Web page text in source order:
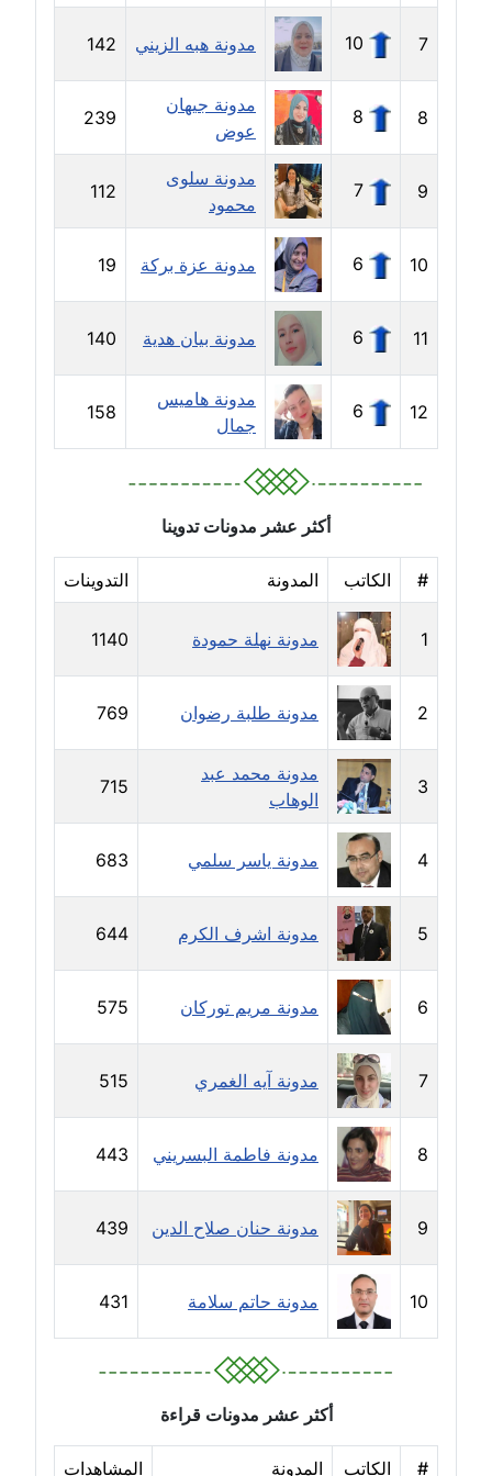
مدونة حلا عادل
عاملة
مدونة حنان الهواري
عاملة
مدونة حنان صلاح الدين
عاملة
مدونة حنان طنطاوي
عاملة
مدونة حنين الفلسطينية
متوفي
مدونة خالد الخطيب
مدونة خالد العامري
مدونة خالد دومه
عاملة
مدونة خالد صالح
عاملة
مدونة خالد عويس
عاملة
مدونة خالد منير
عاملة
مدونة خليل السيد
عاملة
مدونة خولة سعيدان
عاملة
مدونة داليا السعيد
موقوف
مدونة داليا فاروق
عاملة
مدونة داليا نور
عاملة
مدونة دعاء البدري
مدونة دعاء الجابي
عاملة
7
10 مدونة هبه الزيني 142
8
8
مدونة جيهان
عوض
239
9
7
مدونة سلوى
محمود
112
10
6 مدونة عزة بركة 19
11
6 مدونة بيان هدية 140
12
6
مدونة هاميس
جمال
158
أكثر عشر مدونات تدوينا
# الكاتب المدونة التدوينات
1 مدونة نهلة حمودة 1140
2 مدونة طلبة رضوان 769
3
مدونة محمد عبد
الوهاب
715
4 مدونة ياسر سلمي 683
5 مدونة اشرف الكرم 644
6 مدونة مريم توركان 575
7 مدونة آيه الغمري 515
8 مدونة فاطمة البسريني 443
9 مدونة حنان صلاح الدين 439
10 مدونة حاتم سلامة 431
أكثر عشر مدونات قراءة
# الكاتب المدونة المشاهدات